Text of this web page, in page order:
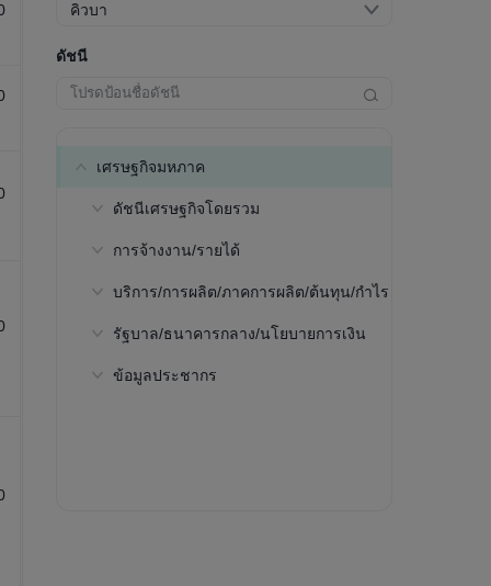
คิวบา
ดัชนี
เศรษฐกิจมหภาค
ดัชนีเศรษฐกิจโดยรวม
ผลิตภัณฑ์มวลรวมภายใน
ใช้จ่ายในการบริโภคภาคเอกชน(คิด
ประเทศ(GDP)ตามราคาตลาด-การ
การจ้างงาน/รายได้
อัตราการมีส่วนร่วมในกำลังแรงงาน-
องค์การแรงงานระหว่างประเทศ)
อัตราการมีส่วนร่วมในกำลังแรงงาน-
บริการ/การผลิต/ภาคการผลิต/ต้นทุน/กำไร
ผลผลิตจริงต่อชั่วโมง(ดอลลาร์
รัฐบาล/ธนาคารกลาง/นโยบายการเงิน
อัตราดอกเบี้ยอ้างอิง
ข้อมูลประชากร